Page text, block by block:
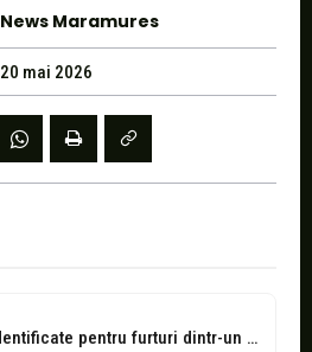
News Maramures
20 mai 2026
Trei persoane identificate pentru furturi dintr-un magazin din Făurești